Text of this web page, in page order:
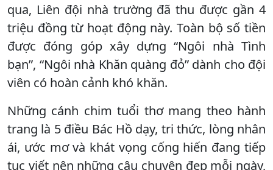
qua, Liên đội nhà trường đã thu được gần 4
triệu đồng từ hoạt động này. Toàn bộ số tiền
được đóng góp xây dựng “Ngôi nhà Tình
bạn”, “Ngôi nhà Khăn quàng đỏ” dành cho đội
viên có hoàn cảnh khó khăn.
Những cánh chim tuổi thơ mang theo hành
trang là 5 điều Bác Hồ dạy, tri thức, lòng nhân
ái, ước mơ và khát vọng cống hiến đang tiếp
tục viết nên những câu chuyện đẹp mỗi ngày,